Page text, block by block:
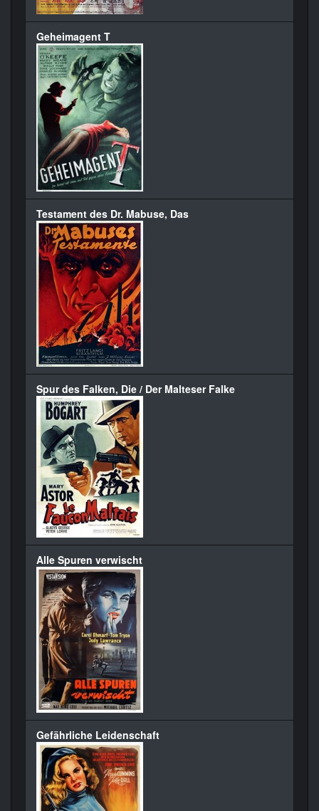
Geheimagent T
Testament des Dr. Mabuse, Das
Spur des Falken, Die / Der Malteser Falke
Alle Spuren verwischt
Gefährliche Leidenschaft